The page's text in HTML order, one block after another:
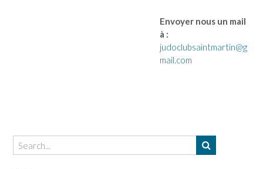
Envoyer nous un mail
à :
judoclubsaintmartin@g
mail.com